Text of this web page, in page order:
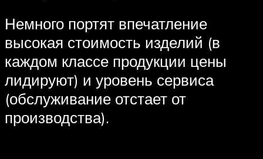
Немного портят впечатление
высокая стоимость изделий (в
каждом классе продукции цены
лидируют) и уровень сервиса
(обслуживание отстает от
производства).